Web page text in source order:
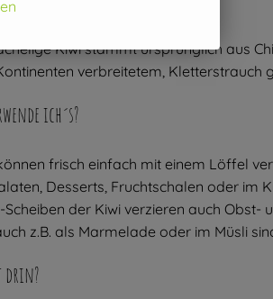
Kiwi stammt ursprünglich aus
verbreitetem, Kletterstrauch
ich´s?
frisch einfach mit einem Löffel
Desserts, Fruchtschalen oder im
Scheiben der Kiwi verzieren auch
z.B. als Marmelade oder im Müsli
drin?